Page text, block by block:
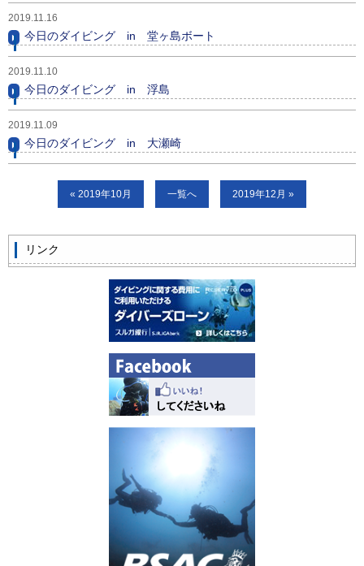
ビッグツアー
イベント
お客様の声
2019.11.16
今日のダイビング in 堂ヶ島ボート
2019.11.10
今日のダイビング in 浮島
2019.11.09
今日のダイビング in 大瀬崎
« 2019年10月 一覧へ 2019年12月 »
リンク